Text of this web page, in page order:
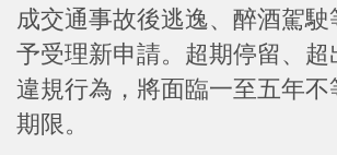
成交通事故後逃逸、醉酒駕
予受理新申請。超期停留、超
違規行為，將面臨一至五年不
期限。